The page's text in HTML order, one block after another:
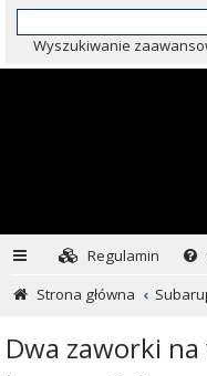
Wyszukiwanie
Regulamin
Strona główna
Dwa zaworki